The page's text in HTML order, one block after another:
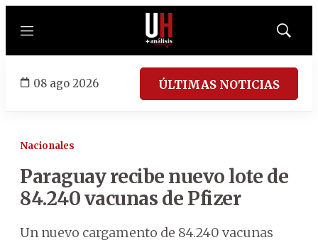
Menú
Mostrar
08 ago 2026 ÚLTIMAS NOTICIAS
Nacionales
Paraguay recibe nuevo lote de
84.240 vacunas de Pfizer
Un nuevo cargamento de 84.240 vacunas